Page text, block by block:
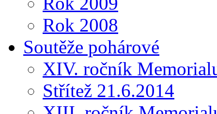
Rok 2008
Soutěže pohárové
XIV. ročník
Střítež 21.6.2014